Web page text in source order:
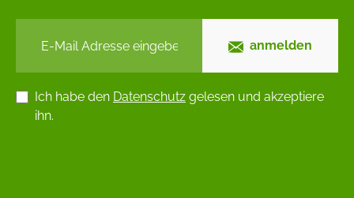
anmelden
Ich habe den Datenschutz gelesen und akzeptiere
ihn.